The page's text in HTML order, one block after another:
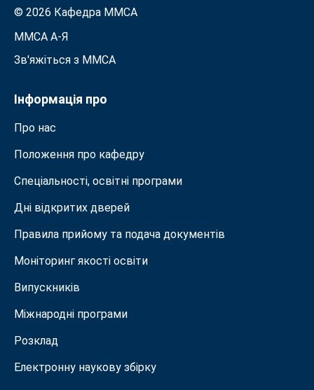
© 2026 Кафедра ММСА
ММСА A-Я
Зв'яжіться з MMСА
Інформація про
Про нас
Положення про кафедру
Спеціальності, освітні програми
Дні відкритих дверей
Правила прийому та подача документiв
Моніторинг якості освіти
Випускників
Міжнародні програми
Розклад
Електронну наукову збірку